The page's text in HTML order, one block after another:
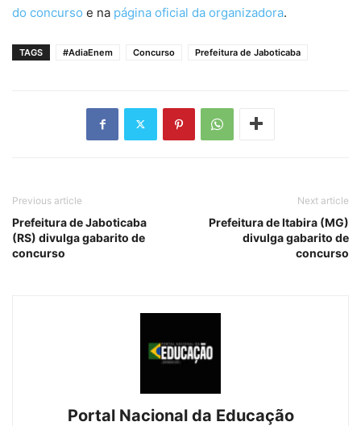
do concurso e na página oficial da organizadora.
TAGS #AdiaEnem Concurso Prefeitura de Jaboticaba
Previous article
Prefeitura de Jaboticaba
(RS) divulga gabarito de
concurso
Next article
Prefeitura de Itabira (MG)
divulga gabarito de
concurso
Portal Nacional da Educação